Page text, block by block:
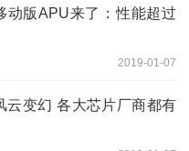
动版APU来了：性能超过
2019-01-07
云变幻 各大芯片厂商都有